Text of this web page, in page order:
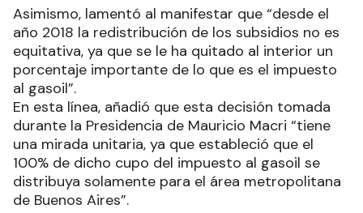
Asimismo, lamentó al manifestar que “desde el
año 2018 la redistribución de los subsidios no es
equitativa, ya que se le ha quitado al interior un
porcentaje importante de lo que es el impuesto
al gasoil”.
En esta línea, añadió que esta decisión tomada
durante la Presidencia de Mauricio Macri “tiene
una mirada unitaria, ya que estableció que el
100% de dicho cupo del impuesto al gasoil se
distribuya solamente para el área metropolitana
de Buenos Aires”.